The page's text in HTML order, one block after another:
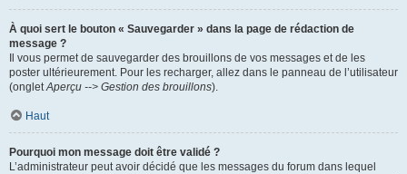
À quoi sert le bouton « Sauvegarder » dans la page de rédaction de
message ?
Il vous permet de sauvegarder des brouillons de vos messages et de les
poster ultérieurement. Pour les recharger, allez dans le panneau de l’utilisateur
(ongletAperçu --> Gestion des brouillons).
Haut
Pourquoi mon message doit être validé ?
L’administrateur peut avoir décidé que les messages du forum dans lequel